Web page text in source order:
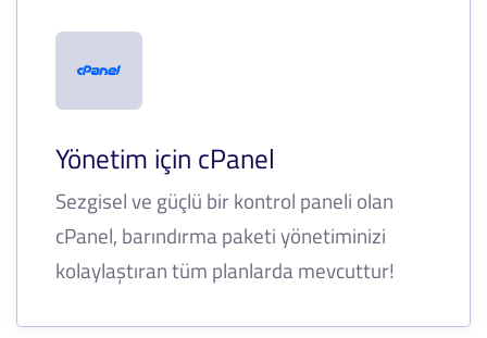
Yönetim için cPanel
Sezgisel ve güçlü bir kontrol paneli olan
cPanel, barındırma paketi yönetiminizi
kolaylaştıran tüm planlarda mevcuttur!